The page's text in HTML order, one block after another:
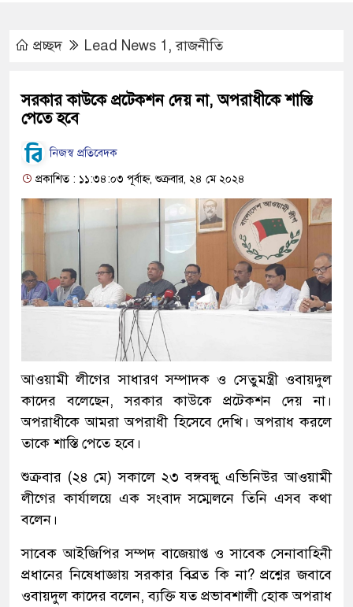
প্রচ্ছদ Lead News 1 ,রাজনীতি
সরকার কাউকে প্রটেকশন দেয় না, অপরাধীকে শাস্তি
পেতে হবে
নিজস্ব প্রতিবেদক
প্রকাশিত : ১১:৩৪:০৩ পূর্বাহ্ন, শুক্রবার, ২৪ মে ২০২৪
আওয়ামী লীগের সাধারণ সম্পাদক ও সেতুমন্ত্রী ওবায়দুল
কাদের বলেছেন, সরকার কাউকে প্রটেকশন দেয় না।
অপরাধীকে আমরা অপরাধী হিসেবে দেখি। অপরাধ করলে
তাকে শাস্তি পেতে হবে।
শুক্রবার (২৪ মে) সকালে ২৩ বঙ্গবন্ধু এভিনিউর আওয়ামী
লীগের কার্যালয়ে এক সংবাদ সম্মেলনে তিনি এসব কথা
বলেন।
সাবেক আইজিপির সম্পদ বাজেয়াপ্ত ও সাবেক সেনাবাহিনী
প্রধানের নিষেধাজ্ঞায় সরকার বিব্রত কি না? প্রশ্নের জবাবে
ওবায়দুল কাদের বলেন, ব্যক্তি যত প্রভাবশালী হোক অপরাধ